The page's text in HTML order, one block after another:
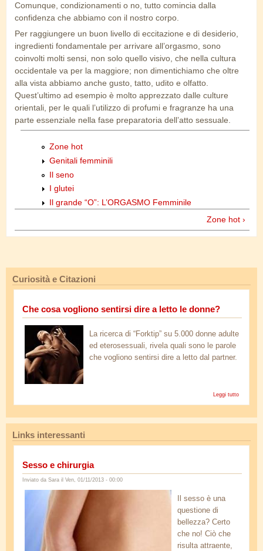
Comunque, condizionamenti o no, tutto comincia dalla
confidenza che abbiamo con il nostro corpo.
Per raggiungere un buon livello di eccitazione e di desiderio,
ingredienti fondamentale per arrivare all’orgasmo, sono
coinvolti molti sensi, non solo quello visivo, che nella cultura
occidentale va per la maggiore; non dimentichiamo che oltre
alla vista abbiamo anche gusto, tatto, udito e olfatto.
Quest’ultimo ad esempio è molto apprezzato dalle culture
orientali, per le quali l’utilizzo di profumi e fragranze ha una
parte essenziale nella fase preparatoria dell’atto sessuale.
Zone hot
Genitali femminili
Il seno
I glutei
Il grande “O”: L’ORGASMO Femminile
Zone hot ›
Curiosità e Citazioni
Che cosa vogliono sentirsi dire a letto le donne?
kama_fitness.jpgLa ricerca di “Forktip” su 5.000 donne adulte
ed eterosessuali, rivela quali sono le parole
che vogliono sentirsi dire a letto dal partner.
Leggi tutto
donne?
Links interessanti
Sesso e chirurgia
Inviato da Sara il Ven, 01/11/2013 - 00:00
sesso_chirurgia.jpg
Il sesso è una
questione di
bellezza? Certo
che no! Ciò che
risulta attraente,